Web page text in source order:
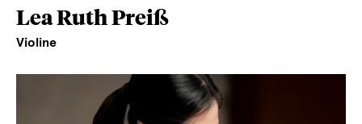
Lea Ruth Preiß
Violine